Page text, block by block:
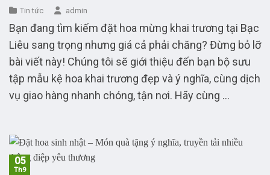
Tin tức admin
Bạn đang tìm kiếm đặt hoa mừng khai trương tại Bạc
Liêu sang trọng nhưng giá cả phải chăng? Đừng bỏ lỡ
bài viết này! Chúng tôi sẽ giới thiệu đến bạn bộ sưu
tập mẫu kệ hoa khai trương đẹp và ý nghĩa, cùng dịch
vụ giao hàng nhanh chóng, tận nơi. Hãy cùng ...
05
Th9